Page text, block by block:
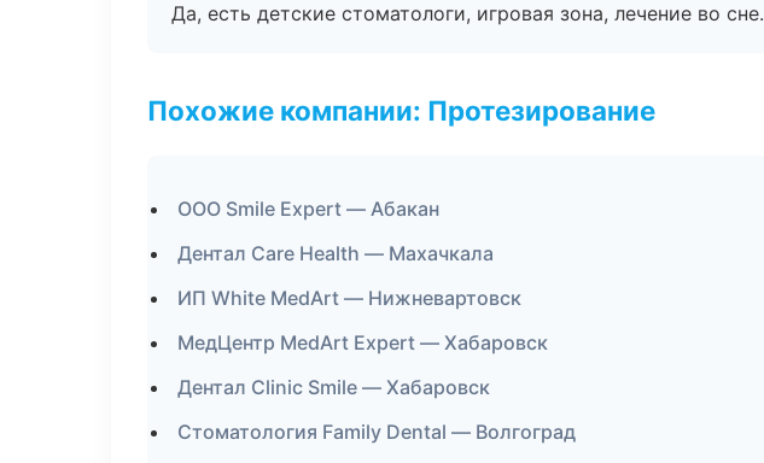
Да, есть детские стоматологи, игровая зона, лечение во сне.
Похожие компании: Протезирование
ООО Smile Expert — Абакан
Дентал Care Health — Махачкала
ИП White MedArt — Нижневартовск
МедЦентр MedArt Expert — Хабаровск
Дентал Clinic Smile — Хабаровск
Стоматология Family Dental — Волгоград